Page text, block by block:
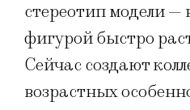
стереотип модели
фигурой быстро
Сейчас создают
возрастных